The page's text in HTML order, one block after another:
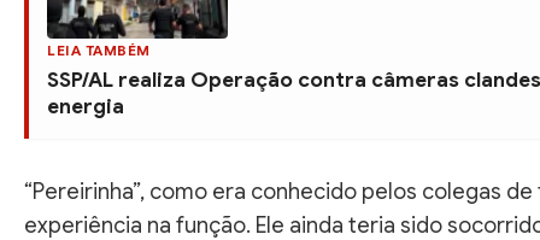
LEIA TAMBÉM
SSP/AL realiza Operação contra câmeras
energia
“Pereirinha”, como era conhecido pelos colegas
experiência na função. Ele ainda teria sido